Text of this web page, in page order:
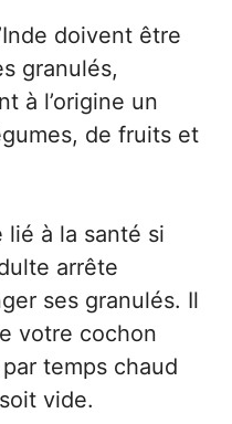
doivent être
granulés,
à l’origine un
de fruits et
à la santé si
arrête
ses granulés. Il
votre cochon
par temps chaud
vide.